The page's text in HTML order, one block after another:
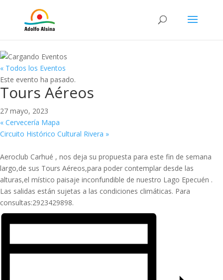
« Todos los Eventos
Este evento ha pasado.
Tours Aéreos
27 mayo, 2023
« Cervecería Mapa
Circuito Histórico Cultural Rivera »
Aeroclub Carhué , nos deja su propuesta para este fin de semana
largo,de sus Tours Aéreos,para poder contemplar desde las
alturas,el místico paisaje inconfundible de nuestro Lago Epecuén .
Las salidas están sujetas a las condiciones climáticas. Para
consultas:2923429898.